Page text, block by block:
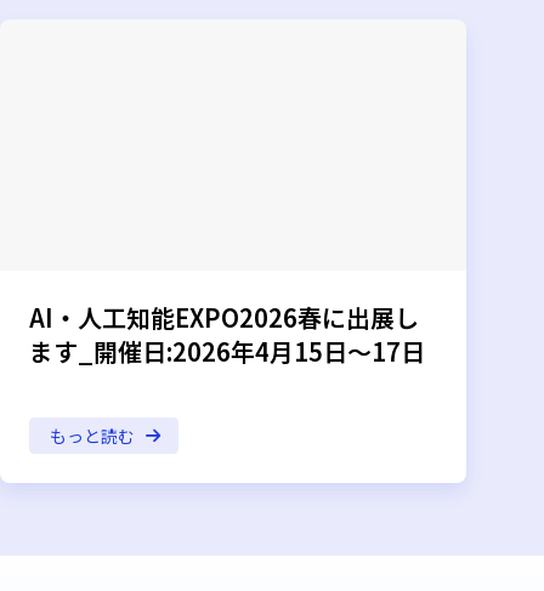
AI・人工知能EXPO2026春に出展し
ます_開催日:2026年4月15日～17日
もっと読む